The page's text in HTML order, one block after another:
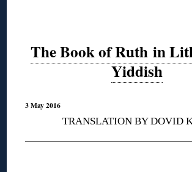
The Book of Ruth in
Yiddish
3 May 2016
TRANSLATION BY DOVID